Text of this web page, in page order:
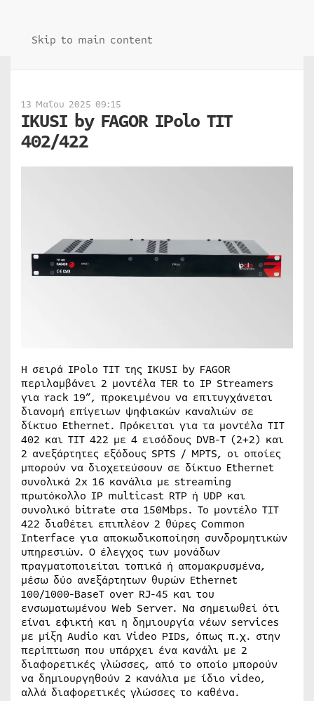
Skip to main content
13 Μαΐου 2025 09:15
IKUSI by FAGOR IPolo TIT
402/422
Η σειρά IPolo TIT της IKUSI by FAGOR
περιλαμβάνει 2 μοντέλα TER to IP Streamers
για rack 19”, προκειμένου να επιτυγχάνεται
διανομή επίγειων ψηφιακών καναλιών σε
δίκτυο Ethernet. Πρόκειται για τα μοντέλα TIT
402 και TIT 422 με 4 εισόδους DVB-T (2+2) και
2 ανεξάρτητες εξόδους SPTS / MPTS, οι οποίες
μπορούν να διοχετεύσουν σε δίκτυο Ethernet
συνολικά 2x 16 κανάλια με streaming
πρωτόκολλο IP multicast RTP ή UDP και
συνολικό bitrate στα 150Mbps. Το μοντέλο TIT
422 διαθέτει επιπλέον 2 θύρες Common
Interface για αποκωδικοποίηση συνδρομητικών
υπηρεσιών. Ο έλεγχος των μονάδων
πραγματοποιείται τοπικά ή απομακρυσμένα,
μέσω δύο ανεξάρτητων θυρών Ethernet
100/1000-BaseT over RJ-45 και του
ενσωματωμένου Web Server. Να σημειωθεί ότι
είναι εφικτή και η δημιουργία νέων services
με μίξη Audio και Video PIDs, όπως π.χ. στην
περίπτωση που υπάρχει ένα κανάλι με 2
διαφορετικές γλώσσες, από το οποίο μπορούν
να δημιουργηθούν 2 κανάλια με ίδιο video,
αλλά διαφορετικές γλώσσες το καθένα.